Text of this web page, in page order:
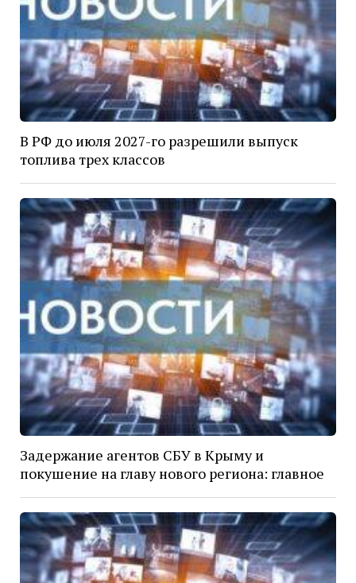
В РФ до июля 2027-го разрешили выпуск
топлива трех классов
Задержание агентов СБУ в Крыму и
покушение на главу нового региона: главное